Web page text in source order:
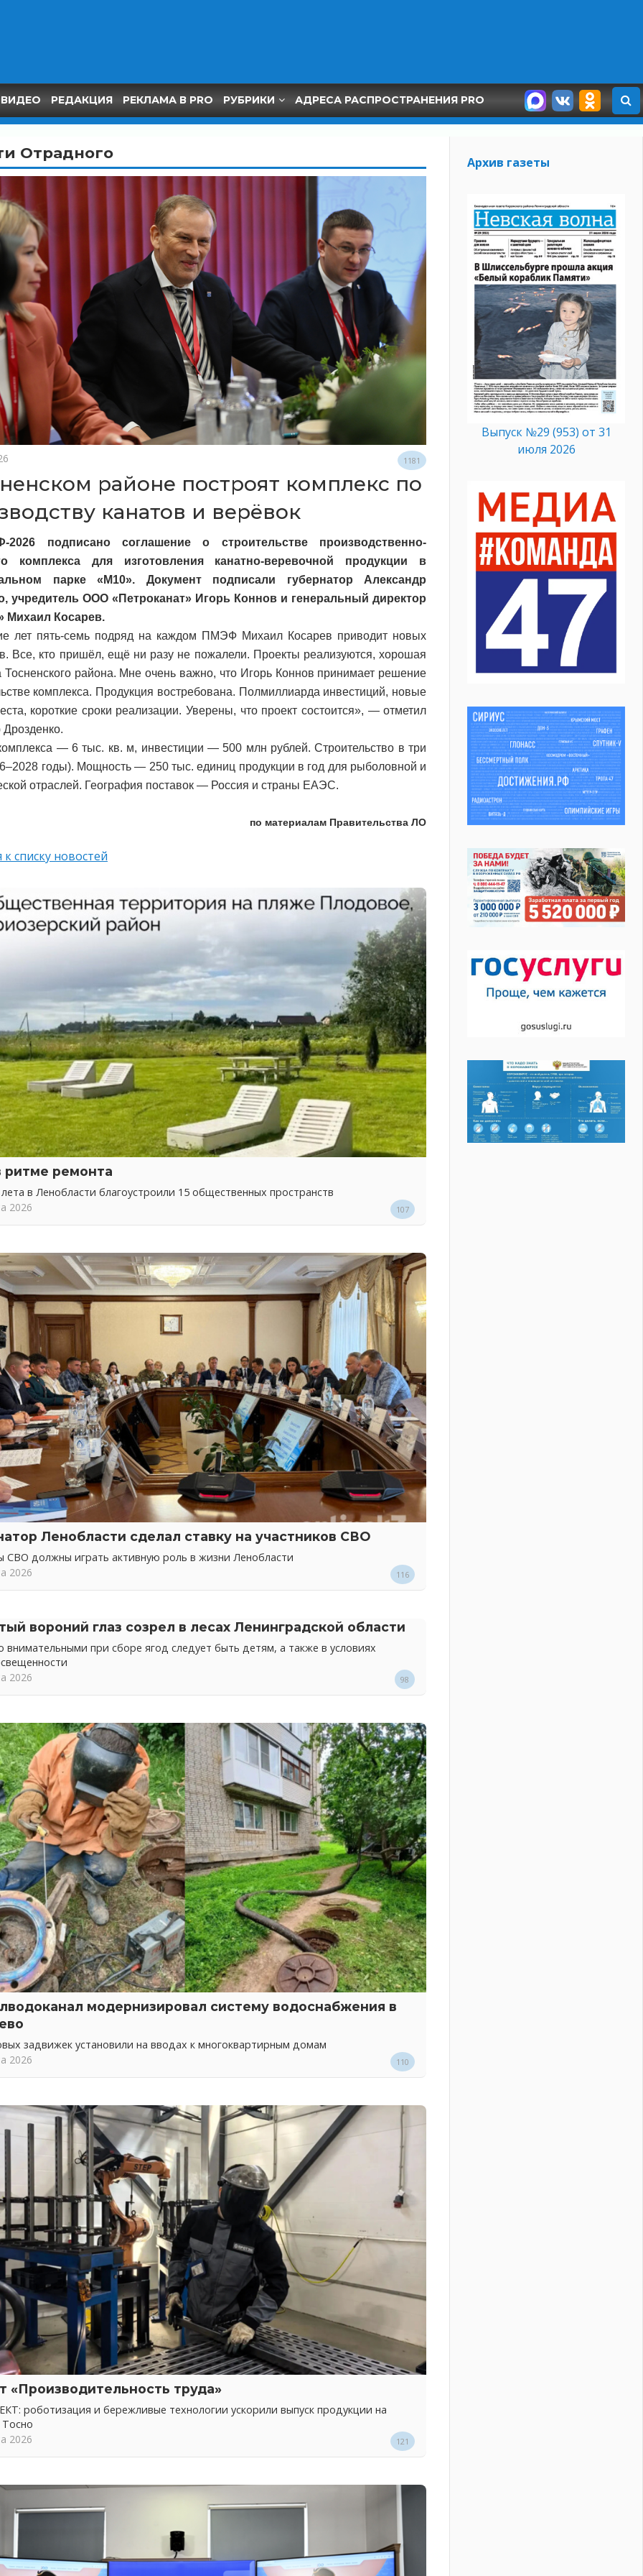
ВИДЕО РЕДАКЦИЯ РЕКЛАМА В PRO РУБРИКИ АДРЕСА РАСПРОСТРАНЕНИЯ PRO
Отрадного
1181
районе построят комплекс по
канатов и верёвок
подписано соглашение о строительстве производственно-
комплекса для изготовления канатно-веревочной продукции в
парке «М10». Документ подписали губернатор Александр
учредитель ООО «Петроканат» Игорь Коннов и генеральный директор
Михаил Косарев.
лет пять-семь подряд на каждом ПМЭФ Михаил Косарев приводит новых
Все, кто пришёл, ещё ни разу не пожалели. Проекты реализуются, хорошая
Тосненского района. Мне очень важно, что Игорь Коннов принимает решение
комплекса. Продукция востребована. Полмиллиарда инвестиций, новые
короткие сроки реализации. Уверены, что проект состоится», — отметил
— 6 тыс. кв. м, инвестиции — 500 млн рублей. Строительство в три
годы). Мощность — 250 тыс. единиц продукции в год для рыболовной и
отраслей. География поставок — Россия и страны ЕАЭС.
по материалам Правительства ЛО
к списку новостей
ритме ремонта
в Ленобласти благоустроили 15 общественных пространств
2026
107
Ленобласти сделал ставку на участников СВО
СВО должны играть активную роль в жизни Ленобласти
2026
116
вороний глаз созрел в лесах Ленинградской области
внимательными при сборе ягод следует быть детям, а также в условиях
2026
98
модернизировал систему водоснабжения в
задвижек установили на вводах к многоквартирным домам
2026
110
«Производительность труда»
роботизация и бережливые технологии ускорили выпуск продукции на
2026
121
Архив газеты
Выпуск №29 (953) от 31
июля 2026